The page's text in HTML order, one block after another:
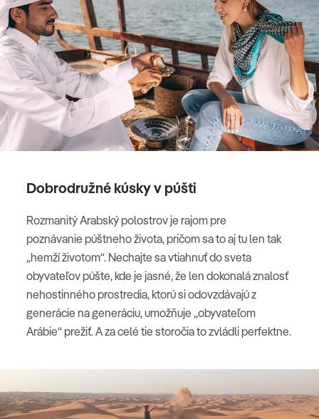
Dobrodružné kúsky v púšti
Rozmanitý Arabský polostrov je rajom pre
poznávanie púštneho života, pričom sa to aj tu len tak
„hemží životom“. Nechajte sa vtiahnuť do sveta
obyvateľov púšte, kde je jasné, že len dokonalá znalosť
nehostinného prostredia, ktorú si odovzdávajú z
generácie na generáciu, umožňuje „obyvateľom
Arábie“ prežiť. A za celé tie storočia to zvládli perfektne.